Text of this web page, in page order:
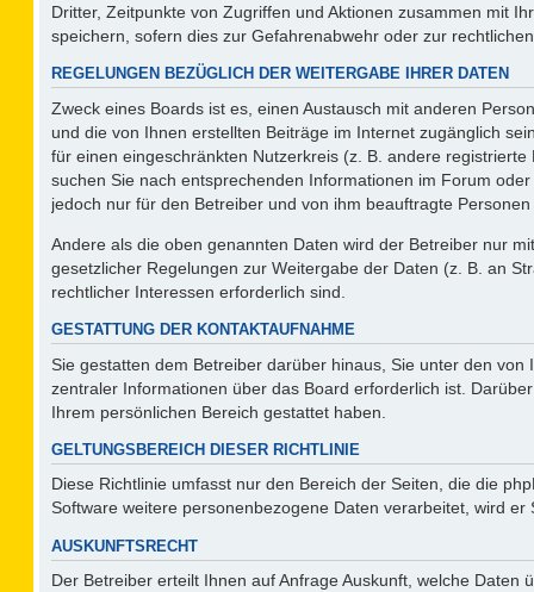
Dritter, Zeitpunkte von Zugriffen und Aktionen zusammen mit
speichern, sofern dies zur Gefahrenabwehr oder zur
REGELUNGEN BEZÜGLICH DER WEITERGABE IHRER DATEN
Zweck eines Boards ist es, einen Austausch mit anderen
und die von Ihnen erstellten Beiträge im Internet zugänglich
für einen eingeschränkten Nutzerkreis (z. B. andere
suchen Sie nach entsprechenden Informationen im Forum
jedoch nur für den Betreiber und von ihm beauftragte
Andere als die oben genannten Daten wird der Betreiber nur
gesetzlicher Regelungen zur Weitergabe der Daten (z. B. an
rechtlicher Interessen erforderlich sind.
GESTATTUNG DER KONTAKTAUFNAHME
Sie gestatten dem Betreiber darüber hinaus, Sie unter den
zentraler Informationen über das Board erforderlich ist.
Ihrem persönlichen Bereich gestattet haben.
GELTUNGSBEREICH DIESER RICHTLINIE
Diese Richtlinie umfasst nur den Bereich der Seiten, die die
Software weitere personenbezogene Daten verarbeitet, wird
AUSKUNFTSRECHT
Der Betreiber erteilt Ihnen auf Anfrage Auskunft, welche Daten